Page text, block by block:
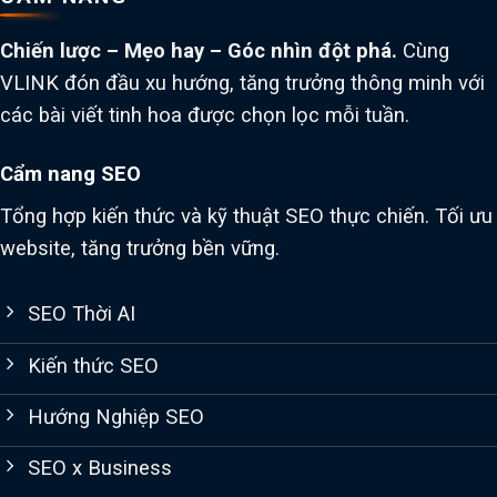
Chiến lược – Mẹo hay – Góc nhìn đột phá. Cùng
VLINK đón đầu xu hướng, tăng trưởng thông minh với
các bài viết tinh hoa được chọn lọc mỗi tuần.
Cẩm nang SEO
Tổng hợp kiến thức và kỹ thuật SEO thực chiến. Tối ưu
website, tăng trưởng bền vững.
SEO Thời AI
Kiến thức SEO
Hướng Nghiệp SEO
SEO x Business